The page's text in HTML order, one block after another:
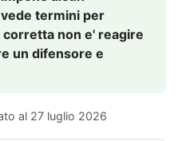
termini per
non e' reagire
un difensore e
al 27 luglio 2026